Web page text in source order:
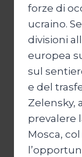
forze di
ucraino.
divisioni
europea
sul
e del
Zelensky,
prevalere
Mosca,